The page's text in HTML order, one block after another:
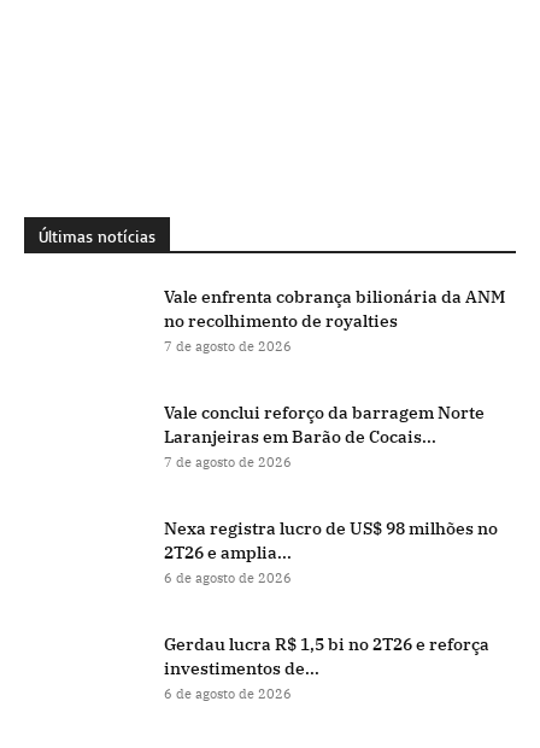
Últimas notícias
Vale enfrenta cobrança bilionária da ANM
no recolhimento de royalties
7 de agosto de 2026
Vale conclui reforço da barragem Norte
Laranjeiras em Barão de Cocais...
7 de agosto de 2026
Nexa registra lucro de US$ 98 milhões no
2T26 e amplia...
6 de agosto de 2026
Gerdau lucra R$ 1,5 bi no 2T26 e reforça
investimentos de...
6 de agosto de 2026